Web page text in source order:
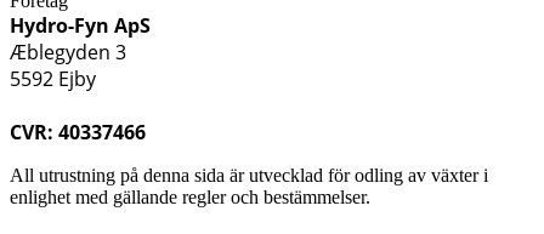
Hydro-Fyn ApS
Æblegyden 3
5592 Ejby
CVR: 40337466
All utrustning på denna sida är utvecklad för odling av växter i
enlighet med gällande regler och bestämmelser.